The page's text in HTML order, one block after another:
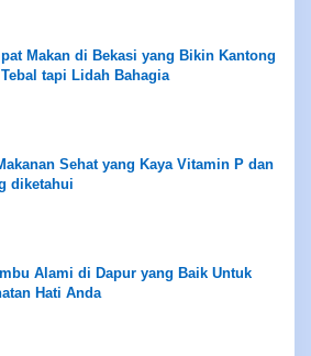
Makan di Bekasi yang Bikin Kantong
tapi Lidah Bahagia
Sehat yang Kaya Vitamin P dan
diketahui
Alami di Dapur yang Baik Untuk
Hati Anda